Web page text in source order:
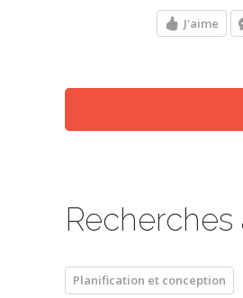
J'aime
Recherches
Planification et conception